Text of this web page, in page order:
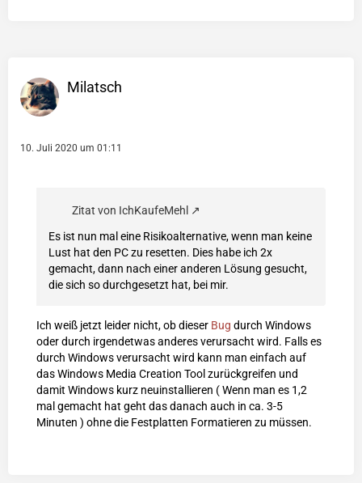
Milatsch
10. Juli 2020 um 01:11
Zitat von IchKaufeMehl
Es ist nun mal eine Risikoalternative, wenn man keine
Lust hat den PC zu resetten. Dies habe ich 2x
gemacht, dann nach einer anderen Lösung gesucht,
die sich so durchgesetzt hat, bei mir.
Ich weiß jetzt leider nicht, ob dieser Bug durch Windows
oder durch irgendetwas anderes verursacht wird. Falls es
durch Windows verursacht wird kann man einfach auf
das Windows Media Creation Tool zurückgreifen und
damit Windows kurz neuinstallieren ( Wenn man es 1,2
mal gemacht hat geht das danach auch in ca. 3-5
Minuten ) ohne die Festplatten Formatieren zu müssen.